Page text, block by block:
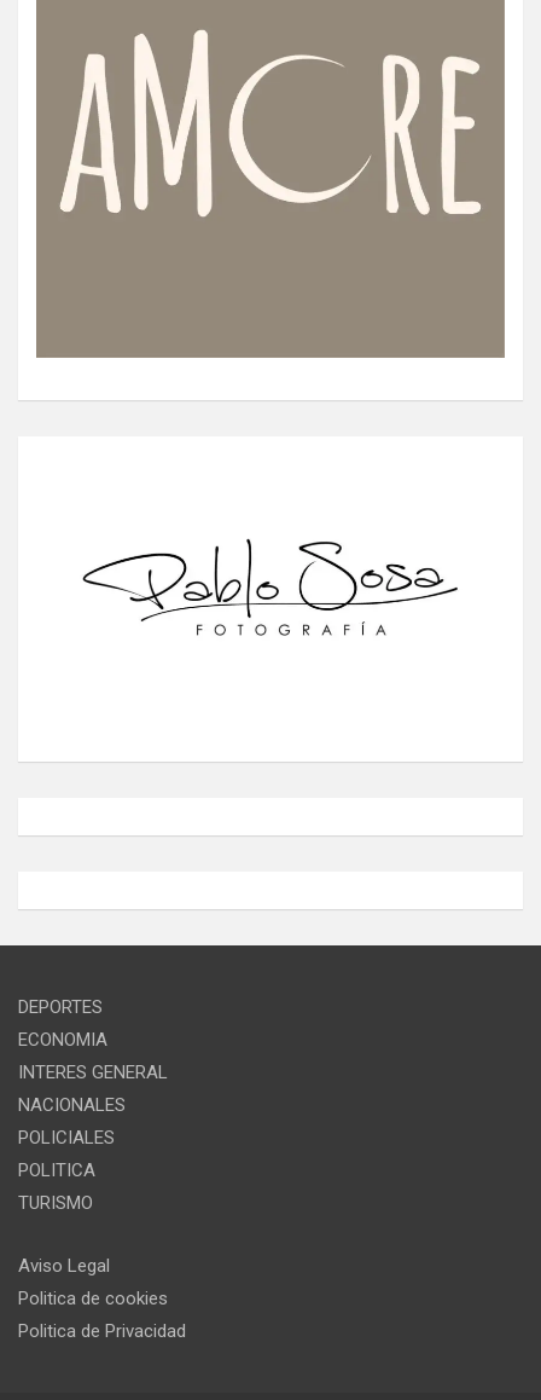
DEPORTES
ECONOMIA
INTERES GENERAL
NACIONALES
POLICIALES
POLITICA
TURISMO
Aviso Legal
Politica de cookies
Politica de Privacidad